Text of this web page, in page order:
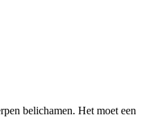
belichamen. Het moet een